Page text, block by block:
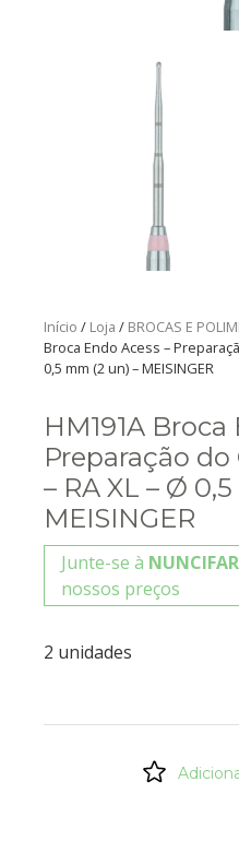
Início / Loja / BROCAS E
Broca Endo Acess –
0,5 mm (2 un) – MEISINGER
HM191A Broca
Preparação
– RA XL – Ø
MEISINGER
Junte-se à
nossos preços
2 unidades